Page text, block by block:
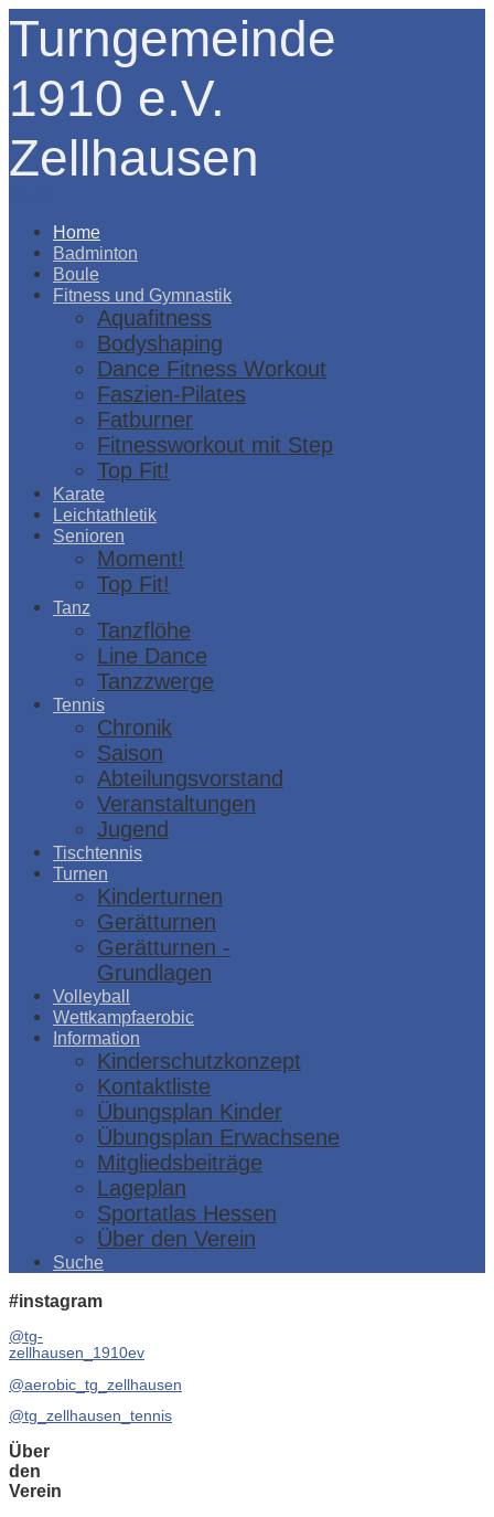
Turngemeinde
1910 e.V.
Zellhausen
Home
Badminton
Boule
Fitness und Gymnastik
Aquafitness
Bodyshaping
Dance Fitness Workout
Faszien-Pilates
Fatburner
Fitnessworkout mit Step
Top Fit!
Karate
Leichtathletik
Senioren
Moment!
Top Fit!
Tanz
Tanzflöhe
Line Dance
Tanzzwerge
Tennis
Chronik
Saison
Abteilungsvorstand
Veranstaltungen
Jugend
Tischtennis
Turnen
Kinderturnen
Gerätturnen
Gerätturnen -
Grundlagen
Volleyball
Wettkampfaerobic
Information
Kinderschutzkonzept
Kontaktliste
Übungsplan Kinder
Übungsplan Erwachsene
Mitgliedsbeiträge
Lageplan
Sportatlas Hessen
Über den Verein
Suche
#instagram
@tg-
zellhausen_1910ev
@aerobic_tg_zellhausen
@tg_zellhausen_tennis
Über
den
Verein